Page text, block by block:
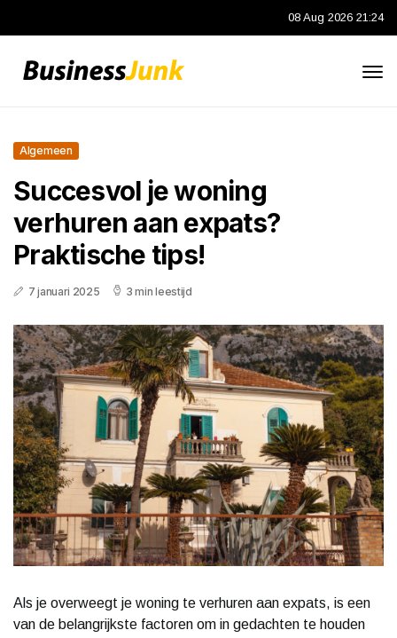
08 Aug 2026 21:24
Algemeen
Succesvol je woning
verhuren aan expats?
Praktische tips!
7 januari 2025 3 min leestijd
Als je overweegt je woning te verhuren aan expats, is een
van de belangrijkste factoren om in gedachten te houden